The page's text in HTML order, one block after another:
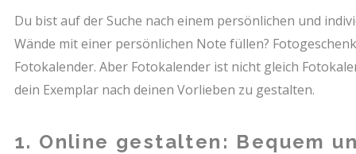
Du bist auf der Suche nach einem persönlichen und
Wände mit einer persönlichen Note füllen?
Fotokalender. Aber Fotokalender ist nicht gleich
dein Exemplar nach deinen Vorlieben zu gestalten.
1. Online gestalten: Bequem